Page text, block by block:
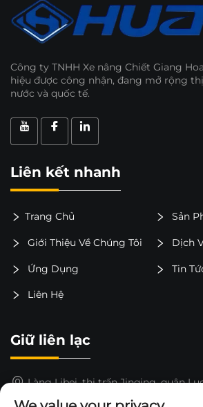
Công ty TNHH Xe nâng Chiết Giang
hiệu được công nhận, đang mở rộng
nước và quốc tế.
Liên kết nhanh
Trang Chủ Sản
Giới Thiệu Về Chúng Tôi Dịch
Ứng Dụng Tin
Liên Hệ
Giữ liên lạc
Làng Libei, thị trấn Jinqing, quận